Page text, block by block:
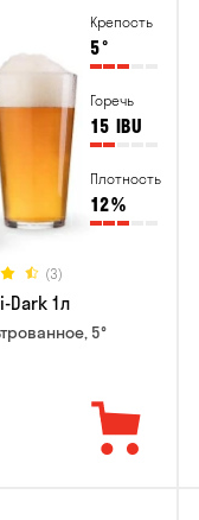
Крепость
5°
Горечь
15 IBU
Плотность
12%
(3)
Dark 1л
5°